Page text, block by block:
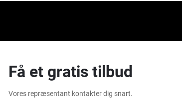
Få et gratis tilbud
Vores repræsentant kontakter dig snart.